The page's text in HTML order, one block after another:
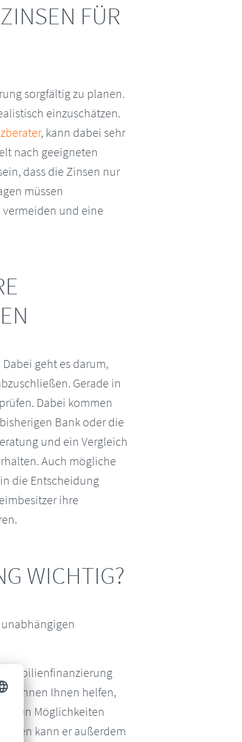
FÜR
sorgfältig zu planen.
einzuschätzen.
, kann dabei sehr
nach geeigneten
dass die Zinsen nur
müssen
und eine
geht es darum,
Gerade in
Dabei kommen
Bank oder die
und ein Vergleich
Auch mögliche
die Entscheidung
ihre
WICHTIG?
können Ihnen helfen,
Möglichkeiten
kann er außerdem